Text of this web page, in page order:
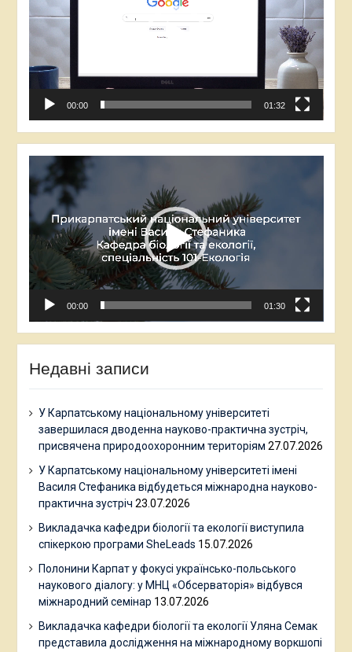
00:00 01:32
Відеопрогравач
00:00 01:30
Недавні записи
У Карпатському національному університеті
завершилася дводенна науково-практична зустріч,
присвячена природоохоронним територіям 27.07.2026
У Карпатському національному університеті імені
Василя Стефаника відбудеться міжнародна науково-
практична зустріч 23.07.2026
Викладачка кафедри біології та екології виступила
спікеркою програми SheLeads 15.07.2026
Полонини Карпат у фокусі українсько-польського
наукового діалогу: у МНЦ «Обсерваторія» відбувся
міжнародний семінар 13.07.2026
Викладачка кафедри біології та екології Уляна Семак
представила дослідження на міжнародному воркшопі